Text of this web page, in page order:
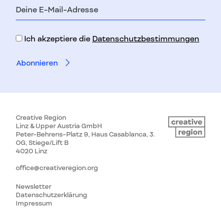
Mail-
Ich akzeptiere die Datenschutzbestimmungen
Creative Region
Linz & Upper Austria GmbH
Peter-Behrens-Platz 9, Haus Casablanca, 3.
OG, Stiege/Lift B
4020 Linz
office@creativeregion.org
Newsletter
Datenschutzerklärung
Impressum